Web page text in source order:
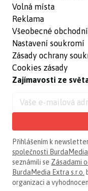
Volná místa
Reklama
Všeobecné
Nastavení soukromí
Zásady ochrany
Cookies zásady
Zajímavosti ze
Přihlášením k
společnosti BurdaMedia
seznámili se Zásadami
BurdaMedia Extra s.r.o.
organizaci a